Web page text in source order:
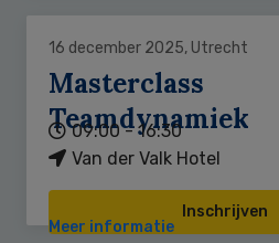
16 december 2025, Utrecht
Masterclass
Teamdynamiek
09:00 - 16:30
Van der Valk Hotel
Inschrijven
Meer informatie